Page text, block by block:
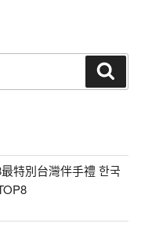
特別台灣伴手禮 한국